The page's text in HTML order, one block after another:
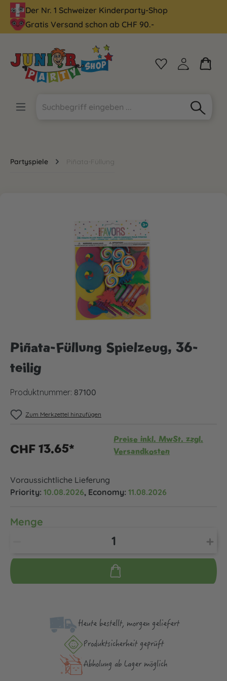
springen
Der Nr. 1 Schweizer Kinderparty-Shop
Gratis Versand schon ab CHF 90.-
Partyspiele Piñata-Füllung
Bildergalerie überspringen
Piñata-Füllung Spielzeug, 36-
teilig
Produktnummer: 87100
Zum Merkzettel hinzufügen
CHF 13.65*
Preise inkl. MwSt. zzgl.
Versandkosten
Voraussichtliche Lieferung
Priority: 10.08.2026, Economy: 11.08.2026
Menge
Heute bestellt, morgen geliefert
Produktsicher­heit geprüft
Abholung ab Lager möglich